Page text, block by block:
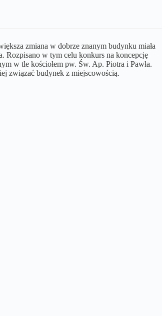
zmiana w dobrze znanym budynku miała
Rozpisano w tym celu konkurs na koncepcję
w tle kościołem pw. Św. Ap. Piotra i Pawła.
związać budynek z miejscowością.